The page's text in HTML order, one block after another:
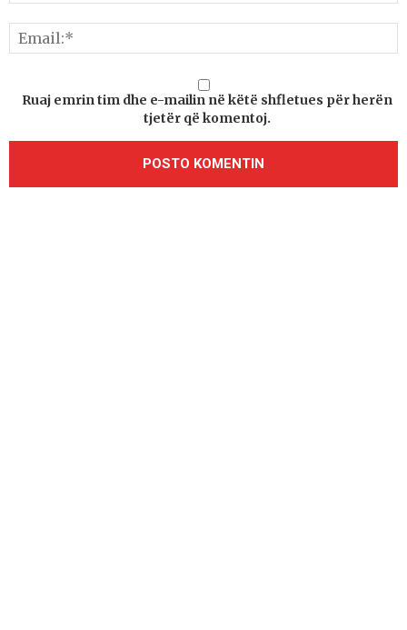
Ruaj emrin tim dhe e-mailin në këtë shfletues për herën
tjetër që komentoj.